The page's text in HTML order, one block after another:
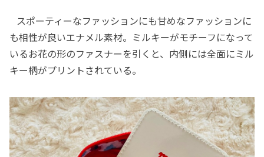
スポーティーなファッションにも甘めなファッションに
も相性が良いエナメル素材。ミルキーがモチーフになって
いるお花の形のファスナーを引くと、内側には全面にミル
キー柄がプリントされている。